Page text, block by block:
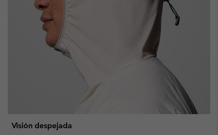
Visión despejada